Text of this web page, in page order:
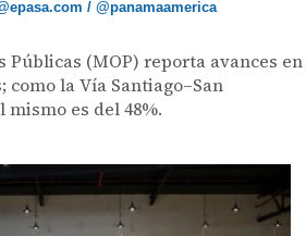
/ @panamaamerica
Públicas (MOP) reporta avances en
la Vía Santiago–San
mismo es del 48%.